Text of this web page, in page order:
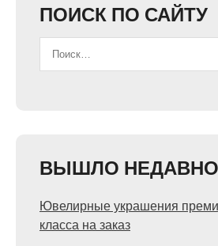
ПОИСК ПО САЙТУ
ВЫШЛО НЕДАВНО
Ювелирные украшения
класса на заказ